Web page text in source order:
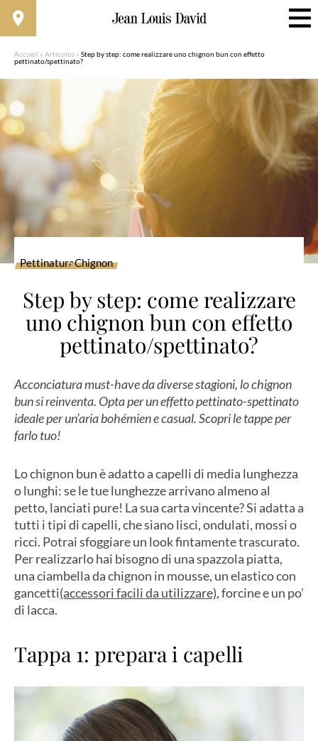
Accueil » Articolos » Step by step: come realizzare uno chignon bun con effetto
pettinato/spettinato?
PettinaturaChignon
Step by step: come realizzare
uno chignon bun con effetto
pettinato/spettinato?
Acconciatura must-have da diverse stagioni, lo chignon
bun si reinventa. Opta per un effetto pettinato-spettinato
ideale per un’aria bohémien e casual. Scopri le tappe per
farlo tuo!
Lo chignon bun è adatto a capelli di media lunghezza
o lunghi: se le tue lunghezze arrivano almeno al
petto, lanciati pure! La sua carta vincente? Si adatta a
tutti i tipi di capelli, che siano lisci, ondulati, mossi o
ricci. Potrai sfoggiare un look fintamente trascurato.
Per realizzarlo hai bisogno di una spazzola piatta,
una ciambella da chignon in mousse, un elastico con
gancetti(accessori facili da utilizzare), forcine e un po’
di lacca.
Tappa 1: prepara i capelli